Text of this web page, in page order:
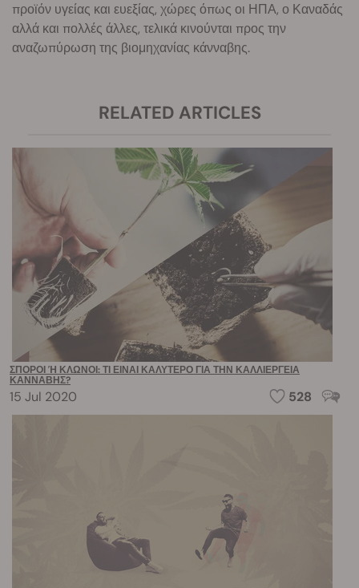
προϊόν υγείας και ευεξίας, χώρες όπως οι ΗΠΑ, ο Καναδάς
αλλά και πολλές άλλες, τελικά κινούνται προς την
αναζωπύρωση της βιομηχανίας κάνναβης.
RELATED ARTICLES
ΣΠΌΡΟΙ Ή ΚΛΏΝΟΙ: ΤΙ ΕΊΝΑΙ ΚΑΛΎΤΕΡΟ ΓΙΑ ΤΗΝ ΚΑΛΛΙΈΡΓΕΙΑ Κ
ΆΝΝΑΒΗΣ?
15 Jul 2020 528